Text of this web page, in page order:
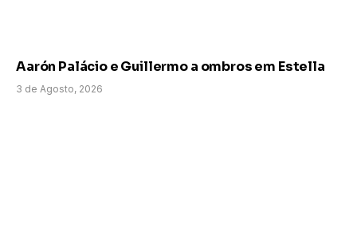
Aarón Palácio e Guillermo a ombros em Estella
3 de Agosto, 2026